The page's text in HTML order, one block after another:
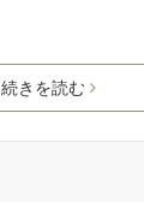
続きを読む